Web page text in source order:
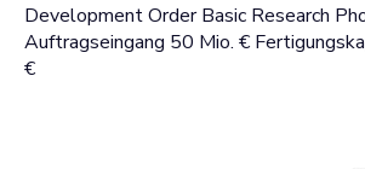
Development Order Basic Research
Auftragseingang 50 Mio. €
€